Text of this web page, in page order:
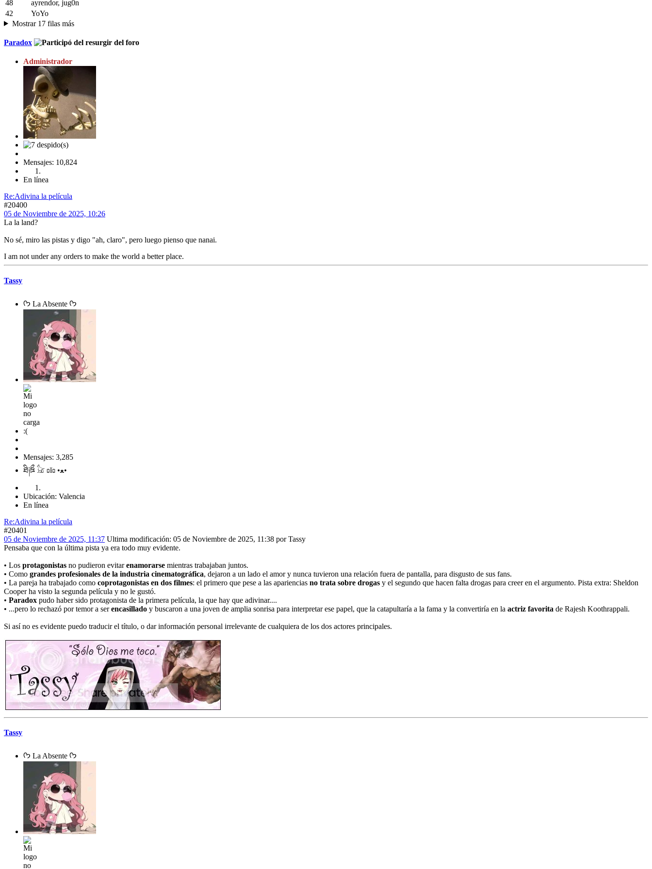
48
ayrendor, jug0n
42
YoYo
Mostrar 17 filas más
Paradox
Administrador
Mensajes: 10,824
En línea
Re:Adivina la película
#20400
05 de Noviembre de 2025, 10:26
La la land?
No sé, miro las pistas y digo "ah, claro", pero luego pienso que nanai.
I am not under any orders to make the world a better place.
Tassy
ᡣ𐭩 La Absente ᡣ𐭩
Mensajes: 3,285
ཐི༏ཋྀ 𓃠 ʚĭɞ •ﻌ•
Ubicación: Valencia
En línea
Re:Adivina la película
#20401
05 de Noviembre de 2025, 11:37 Ultima modificación: 05 de Noviembre de 2025, 11:38 por Tassy
Pensaba que con la última pista ya era todo muy evidente.
• Los protagonistas no pudieron evitarenamorarse mientras trabajaban juntos.
• Como grandes profesionales de la industria cinematográfica, dejaron a un lado el amor y nunca tuvieron una relación fuera de pantalla, para disgusto de sus fans.
• La pareja ha trabajado como coprotagonistas en dos filmes: el primero que pese a las apariencias no trata sobre drogas y el segundo que hacen falta drogas para creer en el argumento. Pista extra: Sheldon
Cooper ha visto la segunda película y no le gustó.
• Paradox pudo haber sido protagonista de la primera película, la que hay que adivinar....
• ...pero lo rechazó por temor a serencasillado y buscaron a una joven de amplia sonrisa para interpretar ese papel, que la catapultaría a la fama y la convertiría en la actriz favorita de Rajesh Koothrappali.
Si así no es evidente puedo traducir el título, o dar información personal irrelevante de cualquiera de los dos actores principales.
Tassy
ᡣ𐭩 La Absente ᡣ𐭩